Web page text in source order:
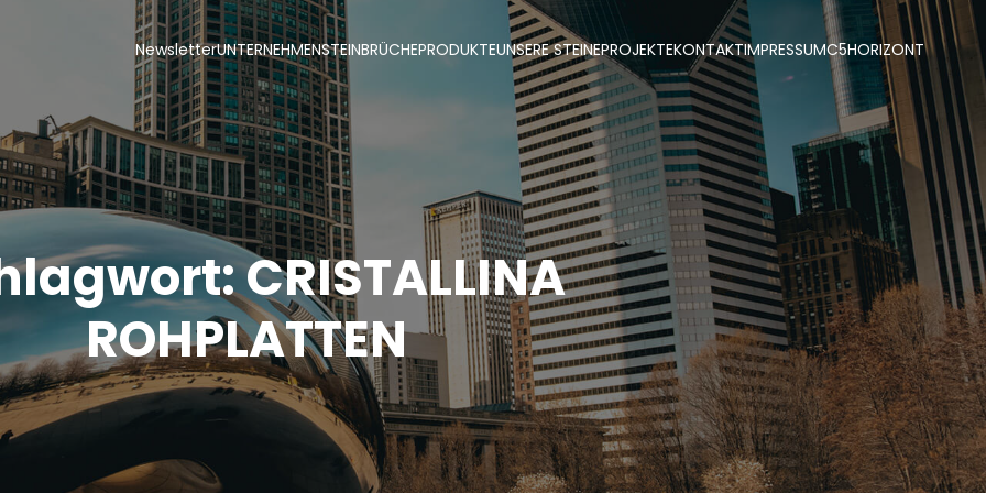
NewsletterUNTERNEHMENSTEINBRÜCHEPRODUKTEUNSERE STEINEPROJEKTEKONTAKTIMPRESSUMC5HORIZONT
CRISTALLINA
ROHPLATTEN